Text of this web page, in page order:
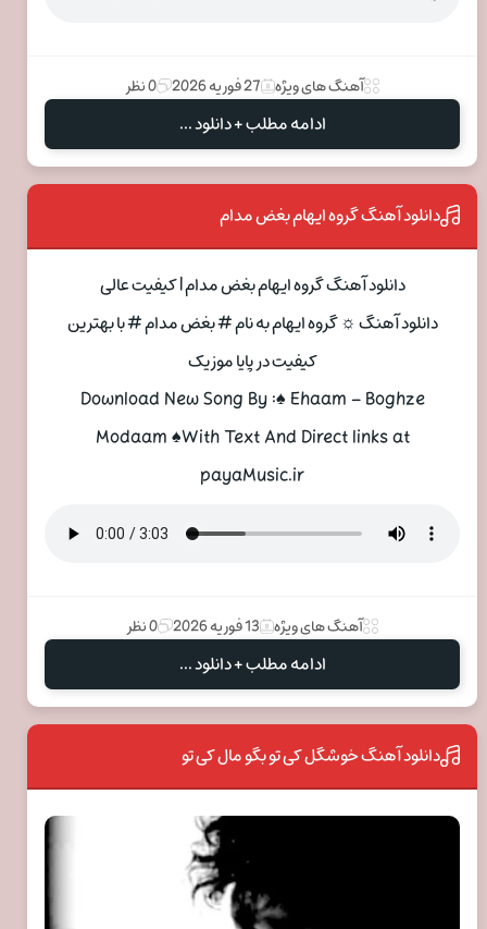
آهنگ های ویژه 27 فوریه 2026 0 نظر
ادامه مطلب + دانلود ...
دانلود آهنگ گروه ایهام بغض مدام
دانلود آهنگ گروه ایهام بغض مدام | کیفیت عالی
دانلود آهنگ ☼ گروه ایهام به نام # بغض مدام # با بهترین
کیفیت در پایا موزیک
Download New Song By :♠ Ehaam – Boghze
Modaam ♠With Text And Direct links at
payaMusic.ir
آهنگ های ویژه 13 فوریه 2026 0 نظر
ادامه مطلب + دانلود ...
دانلود آهنگ خوشگل کی تو بگو مال کی تو